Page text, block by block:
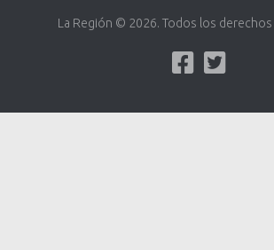
La Región © 2026. Todos los